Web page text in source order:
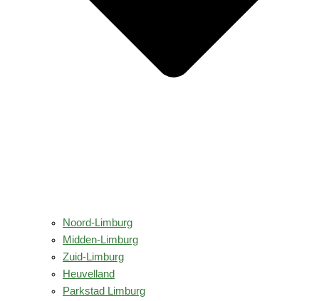
Noord-Limburg
Midden-Limburg
Zuid-Limburg
Heuvelland
Parkstad Limburg